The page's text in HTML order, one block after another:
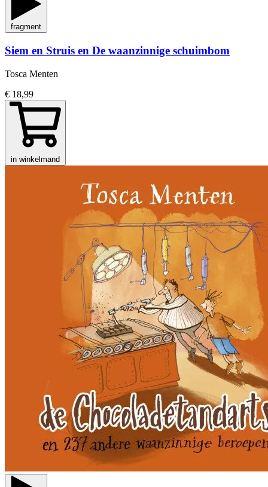
fragment
Siem en Struis en De waanzinnige schuimbom
Tosca Menten
€ 18,99
in winkelmand